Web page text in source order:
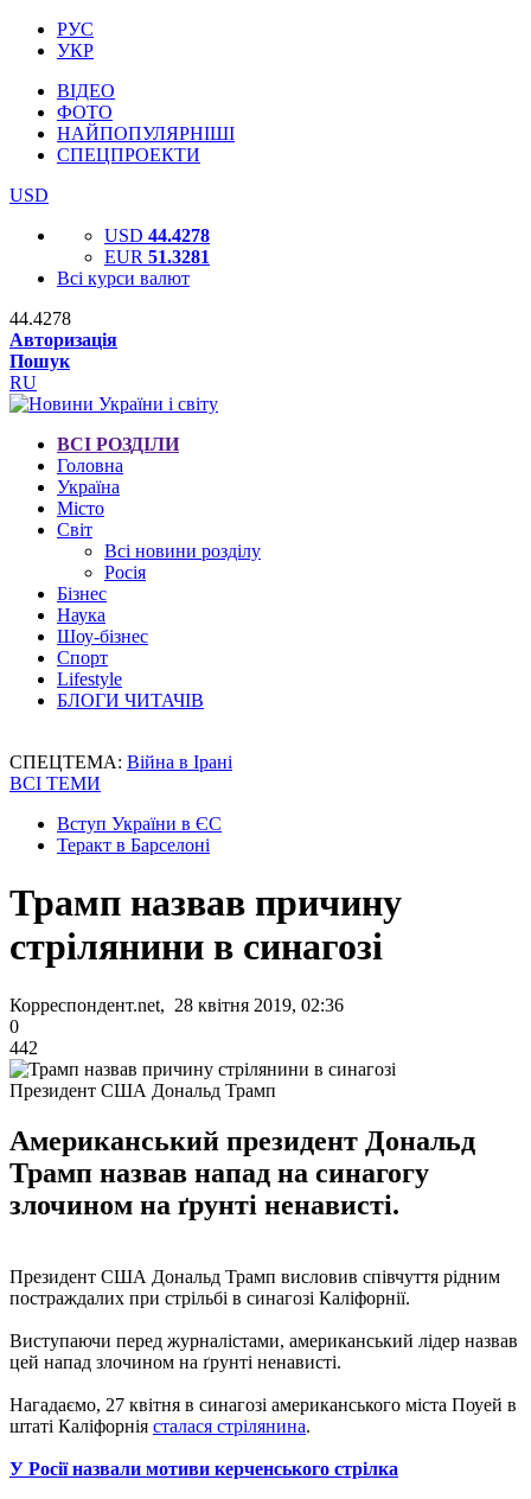
РУС
УКР
ВІДЕО
ФОТО
НАЙПОПУЛЯРНІШІ
СПЕЦПРОЕКТИ
USD
USD 44.4278
EUR 51.3281
Всі курси валют
44.4278
Авторизація
Пошук
RU
ВСІ РОЗДІЛИ
Головна
Україна
Місто
Світ
Всі новини розділу
Росія
Бізнес
Наука
Шоу-бізнес
Спорт
Lifestyle
БЛОГИ ЧИТАЧІВ
СПЕЦТЕМА: Війна в Ірані
ВСІ ТЕМИ
Вступ України в ЄС
Теракт в Барселоні
Трамп назвав причину
стрілянини в синагозі
Корреспондент.net, 28 квітня 2019, 02:36
0
442
Президент США Дональд Трамп
Американський президент Дональд
Трамп назвав напад на синагогу
злочином на ґрунті ненависті.
Президент США Дональд Трамп висловив співчуття рідним
постраждалих при стрільбі в синагозі Каліфорнії.
Виступаючи перед журналістами, американський лідер назвав
цей напад злочином на ґрунті ненависті.
Нагадаємо, 27 квітня в синагозі американського міста Поуей в
штаті Каліфорнія сталася стрілянина.
У Росії назвали мотиви керченського стрілка